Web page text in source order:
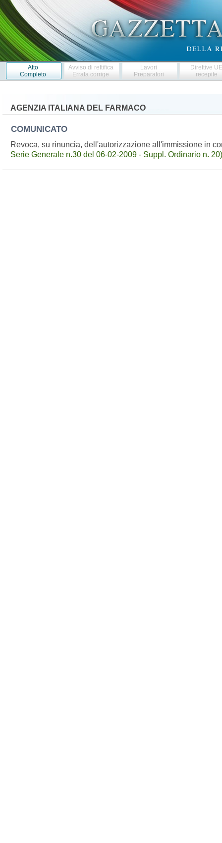
Atto
Completo
Avviso di rettifica
Errata corrige
Lavori
Preparatori
Direttive
recepite
AGENZIA ITALIANA DEL FARMACO
COMUNICATO
Revoca, su rinuncia, dell'autorizzazione all'immissione in
Serie Generale n.30 del 06-02-2009 - Suppl. Ordinario n. 20)